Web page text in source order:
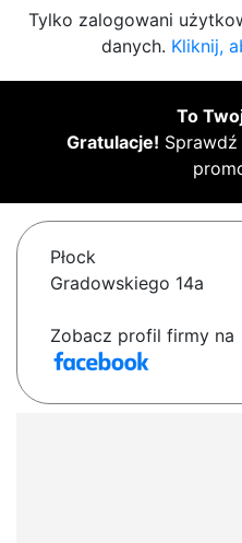
Tylko zalogowani
danych. Kliknij,
To
Gratulacje!
Płock
Gradowskiego 14a
Zobacz profil firmy na